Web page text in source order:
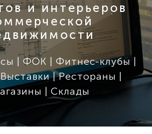
и интерьеров
| ФОК | Фитнес-клубы |
| Рестораны |
| Склады